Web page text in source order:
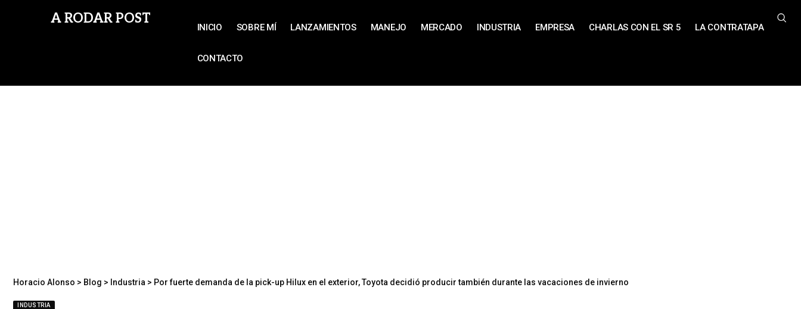
A RODAR POST
INICIO SOBRE MÍ LANZAMIENTOS MANEJO MERCADO INDUSTRIA EMPRESA CHARLAS CON EL SR 5 LA CONTRATAPA
CONTACTO
Horacio Alonso > Blog > Industria > Por fuerte demanda de la pick-up Hilux en el exterior, Toyota decidió producir también durante las vacaciones de invierno
INDUSTRIA